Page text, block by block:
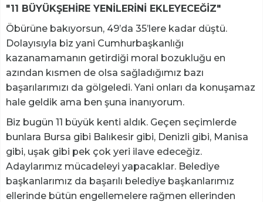
"11 BÜYÜKŞEHİRE YENİLERİNİ EKLEYECEĞİZ"
Öbürüne bakıyorsun, 49’da 35’lere kadar düştü.
Dolayısıyla biz yani Cumhurbaşkanlığı
kazanamamanın getirdiği moral bozukluğu en
azından kısmen de olsa sağladığımız bazı
başarılarımızı da gölgeledi. Yani onları da konuşamaz
hale geldik ama ben şuna inanıyorum.
Biz bugün 11 büyük kenti aldık. Geçen seçimlerde
bunlara Bursa gibi Balıkesir gibi, Denizli gibi, Manisa
gibi, uşak gibi pek çok yeri ilave edeceğiz.
Adaylarımız mücadeleyi yapacaklar. Belediye
başkanlarımız da başarılı belediye başkanlarımız
ellerinde bütün engellemelere rağmen ellerinden